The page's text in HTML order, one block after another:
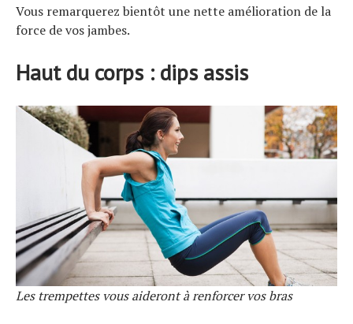
Vous remarquerez bientôt une nette amélioration de la
force de vos jambes.
Haut du corps : dips assis
Les trempettes vous aideront à renforcer vos bras